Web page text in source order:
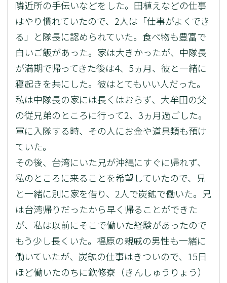
隣近所の手伝いなどをした。田植えなどの仕事
はやり慣れていたので、2人は「仕事がよくでき
る」と隊長に認められていた。食べ物も豊富で
白いご飯があった。家は大きかったが、中隊長
が満期で帰ってきた後は4、5ヵ月、彼と一緒に
寝起きを共にした。彼はとてもいい人だった。
私は中隊長の家には長くはおらず、大牟田の父
の従兄弟のところに行って2、3ヵ月過ごした。
軍に入隊する時、その人にお金や道具類も預け
ていた。
その後、台湾にいた兄が沖縄にすぐに帰れず、
私のところに来ることを希望していたので、兄
と一緒に別に家を借り、2人で炭鉱で働いた。兄
は台湾帰りだったから早く帰ることができた
が、私は以前にそこで働いた経験があったので
もう少し長くいた。福原の親戚の男性も一緒に
働いていたが、炭鉱の仕事はきついので、15日
ほど働いたのちに欽修寮（きんしゅうりょう）